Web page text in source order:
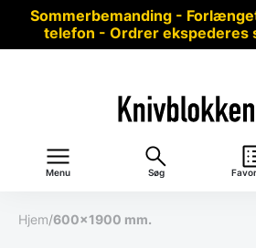
Sommerbemanding -
telefon - Ordrer ekspederes
Menu Søg
Hjem/600x1900 mm.